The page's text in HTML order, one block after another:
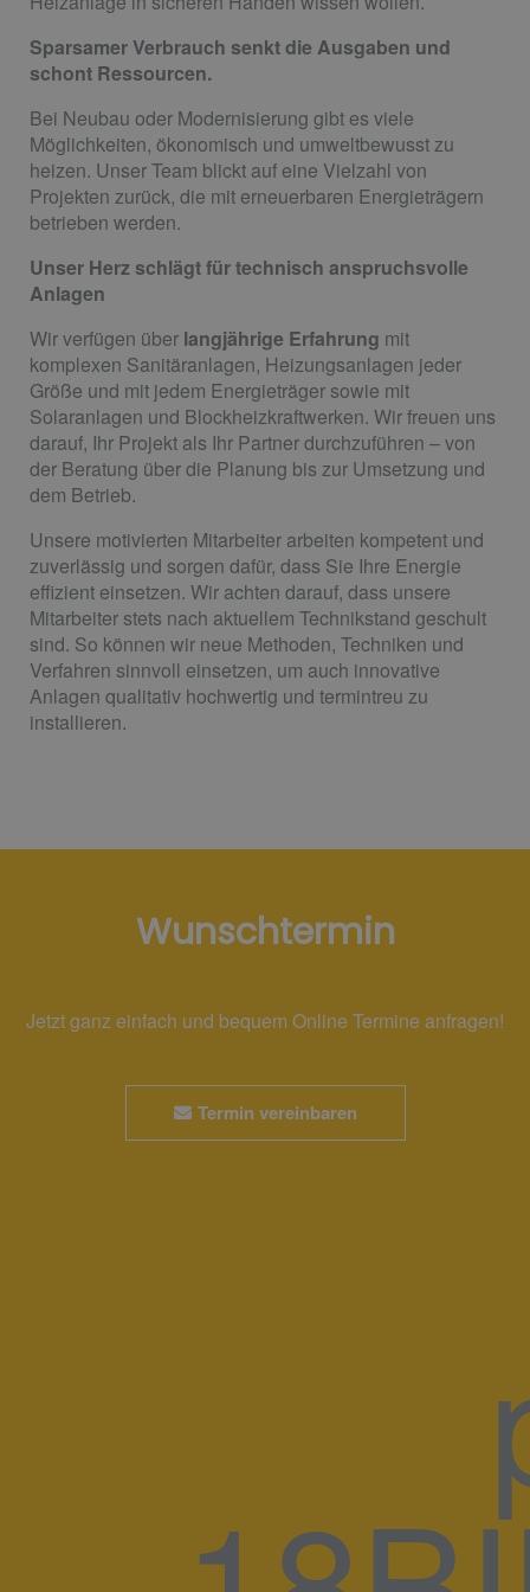
Sparsamer Verbrauch senkt die Ausgaben und
schont Ressourcen.
Bei Neubau oder Modernisierung gibt es viele
Möglichkeiten, ökonomisch und umweltbewusst zu
heizen. Unser Team blickt auf eine Vielzahl von
Projekten zurück, die mit erneuerbaren Energieträgern
betrieben werden.
Unser Herz schlägt für technisch anspruchsvolle
Anlagen
Wir verfügen über langjährige Erfahrung mit
komplexen Sanitäranlagen, Heizungsanlagen jeder
Größe und mit jedem Energieträger sowie mit
Solaranlagen und Blockheizkraftwerken. Wir freuen uns
darauf, Ihr Projekt als Ihr Partner durchzuführen – von
der Beratung über die Planung bis zur Umsetzung und
dem Betrieb.
Unsere motivierten Mitarbeiter arbeiten kompetent und
zuverlässig und sorgen dafür, dass Sie Ihre Energie
effizient einsetzen. Wir achten darauf, dass unsere
Mitarbeiter stets nach aktuellem Technikstand geschult
sind. So können wir neue Methoden, Techniken und
Verfahren sinnvoll einsetzen, um auch innovative
Anlagen qualitativ hochwertig und termintreu zu
installieren.
Wunschtermin
Jetzt ganz einfach und bequem Online Termine anfragen!
Termin vereinbaren